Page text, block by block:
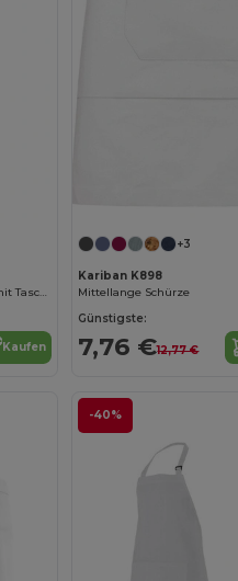
Polycotton Lätzchenschürze mit Tasche
Kaufen
+3
Kariban K898
Mittellange Schürze
Günstigste:
7,76 €12,77 €
-40%